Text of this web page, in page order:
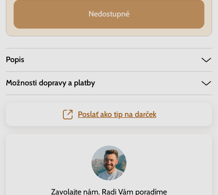
Nedostupné
Popis
Možnosti dopravy a platby
Poslať ako tip na darček
Zavolajte nám. Radi Vám poradíme